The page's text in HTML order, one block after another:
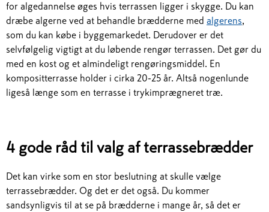
for algedannelse øges hvis terrassen ligger i skygge. Du kan
dræbe algerne ved at behandle brædderne med algerens
som du kan købe i byggemarkedet. Derudover er det
selvfølgelig vigtigt at du løbende rengør terrassen. Det gør du
med en kost og et almindeligt rengøringsmiddel. En
kompositterrasse holder i cirka 20-25 år. Altså nogenlunde
ligeså længe som en terrasse i trykimprægneret træ.
4 gode råd til valg af terrassebrædder
Det kan virke som en stor beslutning at skulle vælge
terrassebrædder. Og det er det også. Du kommer
sandsynligvis til at se på brædderne i mange år, så det er